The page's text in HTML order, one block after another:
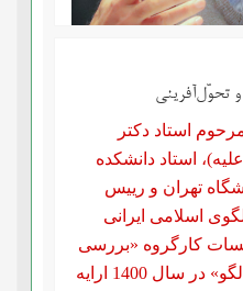
تحوّل‌آفرینی
‌استاد دکتر
استاد دانشکده
تهران و رییس
اسلامی ایرانی
کارگروه «بررسی
تغییر و تحول‌آفرینی سند الگو» در سال 1400 ارایه